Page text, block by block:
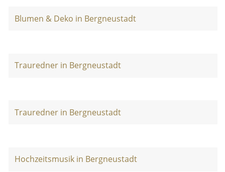
Blumen & Deko in Bergneustadt
Trauredner in Bergneustadt
Trauredner in Bergneustadt
Hochzeitsmusik in Bergneustadt